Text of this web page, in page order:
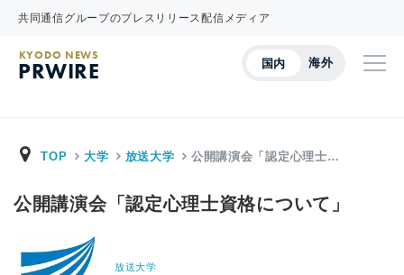
共同通信グループのプレスリリース配信メディア
国内 海外
KYODO NEWS
PRWIRE
TOP 大学 放送大学 公開講演会「認定心理士…
公開講演会「認定心理士資格について」
放送大学